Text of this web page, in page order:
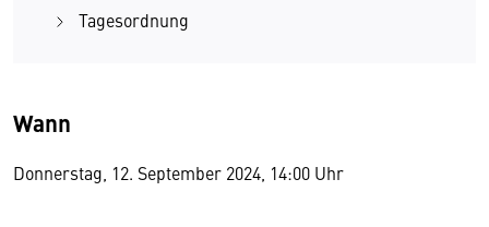
Tagesordnung
Wann
Donnerstag, 12. September 2024, 14:00 Uhr